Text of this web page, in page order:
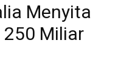
Menyita
250 Miliar